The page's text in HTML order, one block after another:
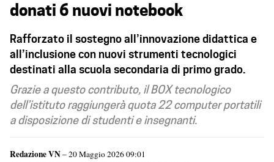
donati 6 nuovi notebook
Rafforzato il sostegno all’innovazione didattica e
all’inclusione con nuovi strumenti tecnologici
destinati alla scuola secondaria di primo grado.
Grazie a questo contributo, il BOX tecnologico
dell’istituto raggiungerà quota 22 computer portatili
a disposizione di studenti e insegnanti.
Redazione VN– 20 Maggio 2026 09:01